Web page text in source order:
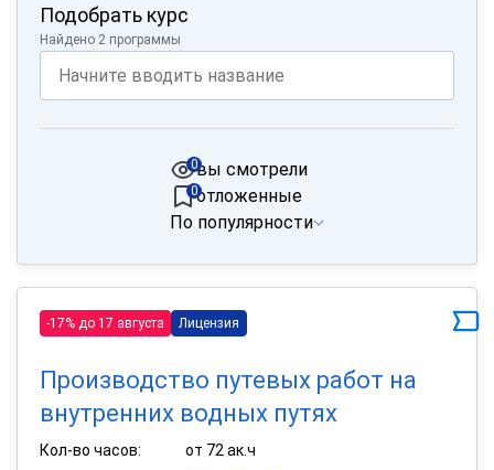
Подобрать курс
Найдено 2 программы
вы смотрели
0
отложенные
0
По популярности
-17% до 17 августа Лицензия
Производство путевых работ на
внутренних водных путях
Кол-во часов:
от 72 ак.ч